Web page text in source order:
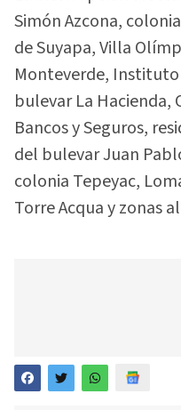
Simón Azcona,
de Suyapa, Villa
Monteverde,
bulevar La Hacienda,
Bancos y Seguros,
del bulevar Juan
colonia Tepeyac,
Torre Acqua y zonas